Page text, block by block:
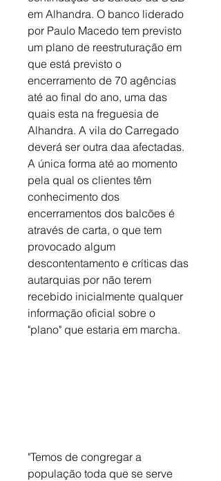
em Alhandra. O banco liderado
por Paulo Macedo tem previsto
um plano de reestruturação em
que está previsto o
encerramento de 70 agências
até ao final do ano, uma das
quais esta na freguesia de
Alhandra. A vila do Carregado
deverá ser outra daa afectadas.
A única forma até ao momento
pela qual os clientes têm
conhecimento dos
encerramentos dos balcões é
através de carta, o que tem
provocado algum
descontentamento e críticas das
autarquias por não terem
recebido inicialmente qualquer
informação oficial sobre o
"plano" que estaria em marcha.
"Temos de congregar a
população toda que se serve